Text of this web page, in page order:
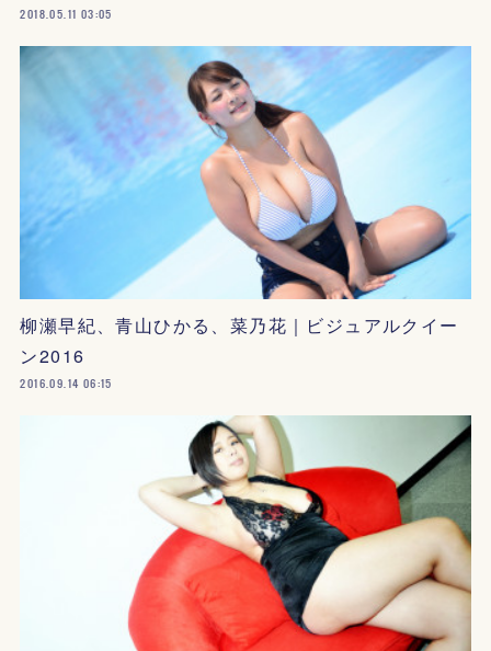
2018.05.11 03:05
柳瀬早紀、青山ひかる、菜乃花｜ビジュアルクイー
ン2016
2016.09.14 06:15